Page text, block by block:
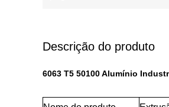
Descrição do produto
6063 T5 50100 Alumínio